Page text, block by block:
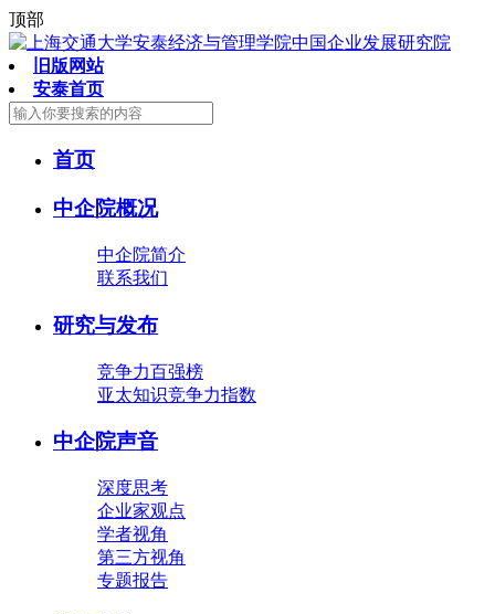
顶部
旧版网站
安泰首页
首页
中企院概况
中企院简介
联系我们
研究与发布
竞争力百强榜
亚太知识竞争力指数
中企院声音
深度思考
企业家观点
学者视角
第三方视角
专题报告